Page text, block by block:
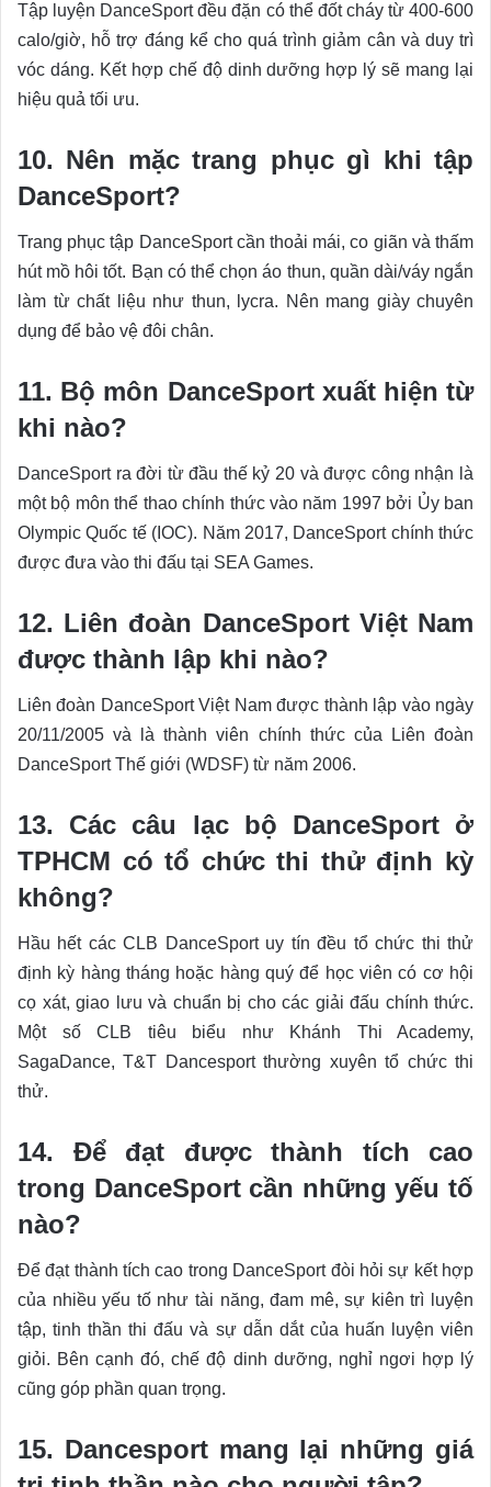
Tập luyện DanceSport đều đặn có thể đốt cháy từ 400-600
calo/giờ, hỗ trợ đáng kể cho quá trình giảm cân và duy trì
vóc dáng. Kết hợp chế độ dinh dưỡng hợp lý sẽ mang lại
hiệu quả tối ưu.
10. Nên mặc trang phục gì khi tập
DanceSport?
Trang phục tập DanceSport cần thoải mái, co giãn và thấm
hút mồ hôi tốt. Bạn có thể chọn áo thun, quần dài/váy ngắn
làm từ chất liệu như thun, lycra. Nên mang giày chuyên
dụng để bảo vệ đôi chân.
11. Bộ môn DanceSport xuất hiện từ
khi nào?
DanceSport ra đời từ đầu thế kỷ 20 và được công nhận là
một bộ môn thể thao chính thức vào năm 1997 bởi Ủy ban
Olympic Quốc tế (IOC). Năm 2017, DanceSport chính thức
được đưa vào thi đấu tại SEA Games.
12. Liên đoàn DanceSport Việt Nam
được thành lập khi nào?
Liên đoàn DanceSport Việt Nam được thành lập vào ngày
20/11/2005 và là thành viên chính thức của Liên đoàn
DanceSport Thế giới (WDSF) từ năm 2006.
13. Các câu lạc bộ DanceSport ở
TPHCM có tổ chức thi thử định kỳ
không?
Hầu hết các CLB DanceSport uy tín đều tổ chức thi thử
định kỳ hàng tháng hoặc hàng quý để học viên có cơ hội
cọ xát, giao lưu và chuẩn bị cho các giải đấu chính thức.
Một số CLB tiêu biểu như Khánh Thi Academy,
SagaDance, T&T Dancesport thường xuyên tổ chức thi
thử.
14. Để đạt được thành tích cao
trong DanceSport cần những yếu tố
nào?
Để đạt thành tích cao trong DanceSport đòi hỏi sự kết hợp
của nhiều yếu tố như tài năng, đam mê, sự kiên trì luyện
tập, tinh thần thi đấu và sự dẫn dắt của huấn luyện viên
giỏi. Bên cạnh đó, chế độ dinh dưỡng, nghỉ ngơi hợp lý
cũng góp phần quan trọng.
15. Dancesport mang lại những giá